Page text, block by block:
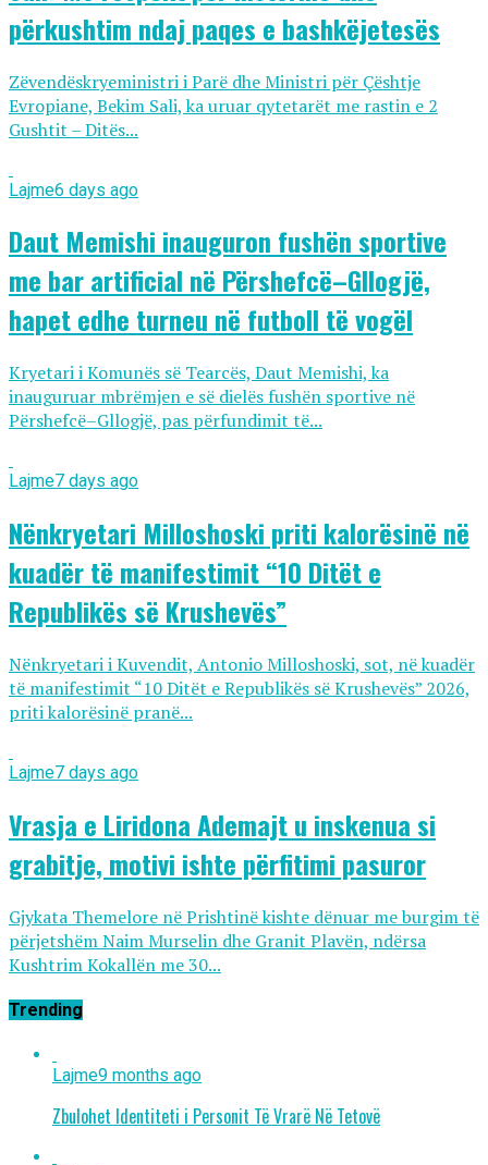
përkushtim ndaj paqes e bashkëjetesës
Zëvendëskryeministri i Parë dhe Ministri për Çështje
Evropiane, Bekim Sali, ka uruar qytetarët me rastin e 2
Gushtit – Ditës...
Lajme6 days ago
Daut Memishi inauguron fushën sportive
me bar artificial në Përshefcë–Gllogjë,
hapet edhe turneu në futboll të vogël
Kryetari i Komunës së Tearcës, Daut Memishi, ka
inauguruar mbrëmjen e së dielës fushën sportive në
Përshefcë–Gllogjë, pas përfundimit të...
Lajme7 days ago
Nënkryetari Milloshoski priti kalorësinë në
kuadër të manifestimit “10 Ditët e
Republikës së Krushevës”
Nënkryetari i Kuvendit, Antonio Milloshoski, sot, në kuadër
të manifestimit “10 Ditët e Republikës së Krushevës” 2026,
priti kalorësinë pranë...
Lajme7 days ago
Vrasja e Liridona Ademajt u inskenua si
grabitje, motivi ishte përfitimi pasuror
Gjykata Themelore në Prishtinë kishte dënuar me burgim të
përjetshëm Naim Murselin dhe Granit Plavën, ndërsa
Kushtrim Kokallën me 30...
Trending
Lajme9 months ago
Zbulohet Identiteti i Personit Të Vrarë Në Tetovë